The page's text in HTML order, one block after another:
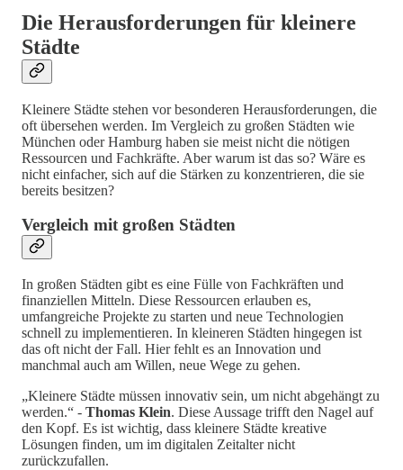
Die Herausforderungen für kleinere
Städte
Kleinere Städte stehen vor besonderen Herausforderungen, die
oft übersehen werden. Im Vergleich zu großen Städten wie
München oder Hamburg haben sie meist nicht die nötigen
Ressourcen und Fachkräfte. Aber warum ist das so? Wäre es
nicht einfacher, sich auf die Stärken zu konzentrieren, die sie
bereits besitzen?
Vergleich mit großen Städten
In großen Städten gibt es eine Fülle von Fachkräften und
finanziellen Mitteln. Diese Ressourcen erlauben es,
umfangreiche Projekte zu starten und neue Technologien
schnell zu implementieren. In kleineren Städten hingegen ist
das oft nicht der Fall. Hier fehlt es an Innovation und
manchmal auch am Willen, neue Wege zu gehen.
„Kleinere Städte müssen innovativ sein, um nicht abgehängt zu
werden.“ - Thomas Klein. Diese Aussage trifft den Nagel auf
den Kopf. Es ist wichtig, dass kleinere Städte kreative
Lösungen finden, um im digitalen Zeitalter nicht
zurückzufallen.